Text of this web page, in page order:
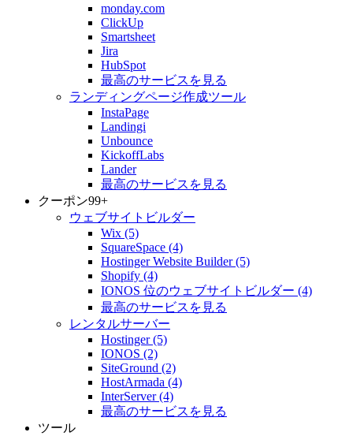
monday.com
ClickUp
Smartsheet
Jira
HubSpot
最高のサービスを見る
ランディングページ作成ツール
InstaPage
Landingi
Unbounce
KickoffLabs
Lander
最高のサービスを見る
クーポン99+
ウェブサイトビルダー
Wix (5)
SquareSpace (4)
Hostinger Website Builder(5)
Shopify (4)
IONOS 位のウェブサイトビルダー (4)
最高のサービスを見る
レンタルサーバー
Hostinger(5)
IONOS (2)
SiteGround (2)
HostArmada (4)
InterServer(4)
最高のサービスを見る
ツール